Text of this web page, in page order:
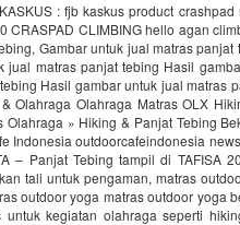
: fjb kaskus product crashpad
CLIMBING hello agan
Gambar untuk jual matras panjat
matras panjat tebing Hasil
Hasil gambar untuk jual matras
Olahraga Olahraga Matras OLX
» Hiking & Panjat Tebing
Indonesia outdoorcafeindonesia
– Panjat Tebing tampil di TAFISA
tali untuk pengaman, matras
outdoor yoga matras outdoor yoga
kegiatan olahraga seperti